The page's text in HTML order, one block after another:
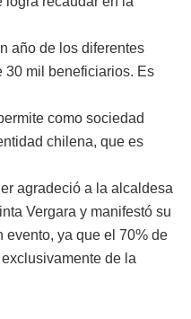
año de los diferentes
30 mil beneficiarios. Es
como sociedad
chilena, que es
agradeció a la alcaldesa
Vergara y manifestó su
evento, ya que el 70% de
de la